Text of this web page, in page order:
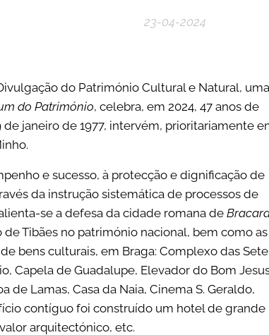
23-04-2024
do Património Cultural e Natural,
do Património, celebra, em 2024, 47 anos de
janeiro de 1977, intervém, prioritariamente
e sucesso, à protecção e dignificação de
da instrução sistemática de processos de
se a defesa da cidade romana de
Tibães no património nacional, bem como as
bens culturais, em Braga: Complexo das Sete
Capela de Guadalupe, Elevador do Bom
de Lamas, Casa da Naia, Cinema S. Geraldo,
contíguo foi construído um hotel de grande
arquitectónico, etc.